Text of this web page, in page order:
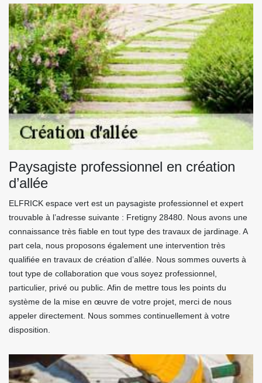
Paysagiste professionnel en création
d’allée
ELFRICK espace vert est un paysagiste professionnel et expert
trouvable à l’adresse suivante : Fretigny 28480. Nous avons une
connaissance très fiable en tout type des travaux de jardinage. A
part cela, nous proposons également une intervention très
qualifiée en travaux de création d’allée. Nous sommes ouverts à
tout type de collaboration que vous soyez professionnel,
particulier, privé ou public. Afin de mettre tous les points du
système de la mise en œuvre de votre projet, merci de nous
appeler directement. Nous sommes continuellement à votre
disposition.